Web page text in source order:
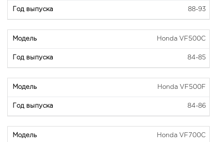
88-93
Honda VF500C
84-85
Honda VF500F
84-86
Honda VF700C